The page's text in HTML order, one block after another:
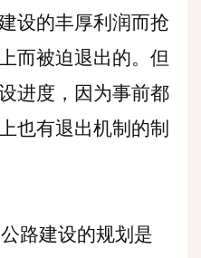
设的丰厚利润而抢
而被迫退出的。但
进度，因为事前都
也有退出机制的制
路建设的规划是